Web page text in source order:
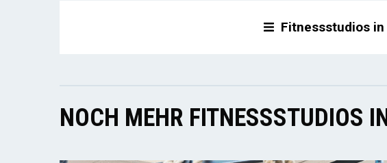
Fitnessstudios
NOCH MEHR FITNESSSTUDIOS